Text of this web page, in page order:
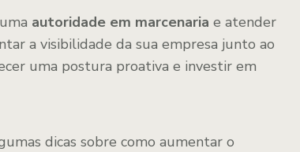
autoridade em marcenaria e atender
a visibilidade da sua empresa junto ao
uma postura proativa e investir em
dicas sobre como aumentar o